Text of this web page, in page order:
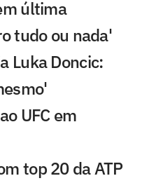
última
tudo ou nada'
Luka Doncic:
UFC em
top 20 da ATP